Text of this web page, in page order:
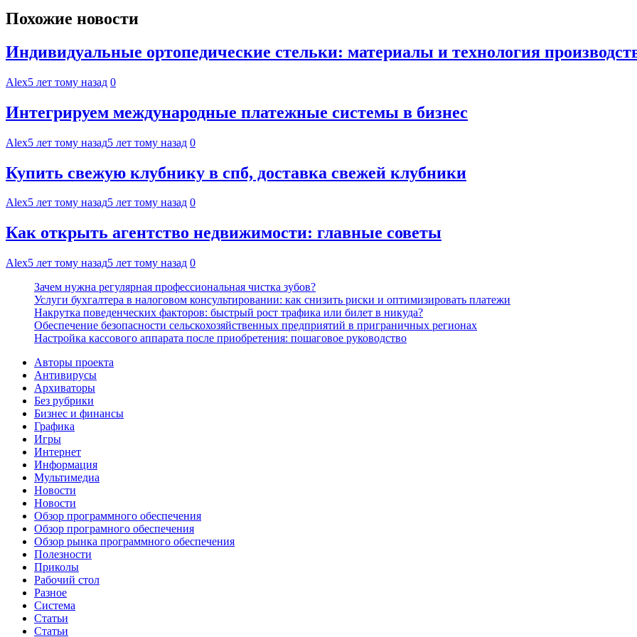
Похожие новости
Индивидуальные ортопедические стельки: материалы и технология
Alex5 лет тому назад 0
Интегрируем международные платежные системы в бизнес
Alex5 лет тому назад5 лет тому назад 0
Купить свежую клубнику в спб, доставка свежей клубники
Alex5 лет тому назад5 лет тому назад 0
Как открыть агентство недвижимости: главные советы
Alex5 лет тому назад5 лет тому назад 0
Зачем нужна регулярная профессиональная чистка зубов?
Услуги бухгалтера в налоговом консультировании: как снизить риски и оптимизировать платежи
Накрутка поведенческих факторов: быстрый рост трафика или билет в никуда?
Обеспечение безопасности сельскохозяйственных предприятий в приграничных регионах
Настройка кассового аппарата после приобретения: пошаговое руководство
Авторы проекта
Антивирусы
Архиваторы
Без рубрики
Бизнес и финансы
Графика
Игры
Интернет
Информация
Мультимедиа
Новости
Новости
Обзор программного обеспечения
Обзор програмного обеспечения
Обзор рынка программного обеспечения
Полезности
Приколы
Рабочий стол
Разное
Система
Статьи
Статьи